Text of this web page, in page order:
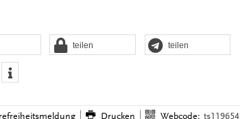
teilen teilen
Drucken Webcode: ts119654